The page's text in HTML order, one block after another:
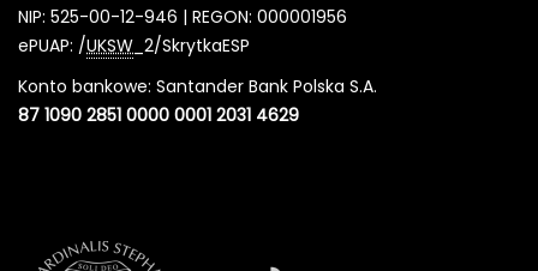
NIP: 525-00-12-946 | REGON: 000001956
ePUAP: /UKSW _2/SkrytkaESP
Konto bankowe: Santander Bank Polska S.A.
87 1090 2851 0000 0001 2031 4629